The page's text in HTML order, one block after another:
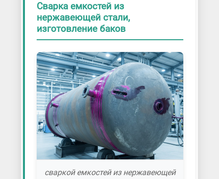
Сварка емкостей из
нержавеющей стали,
изготовление баков
сваркой емкостей из нержавеющей